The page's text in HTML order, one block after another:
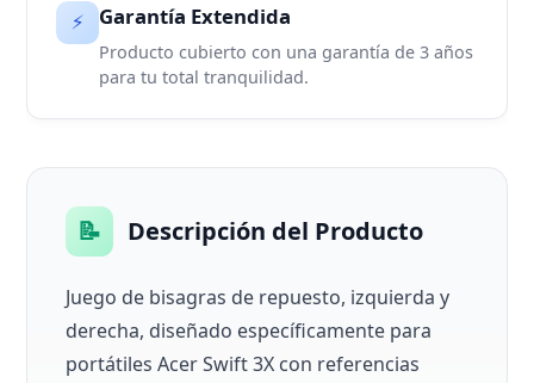
⚡ Garantía Extendida
Producto cubierto con una garantía de 3 años
para tu total tranquilidad.
📝 Descripción del Producto
Juego de bisagras de repuesto, izquierda y
derecha, diseñado específicamente para
portátiles Acer Swift 3X con referencias